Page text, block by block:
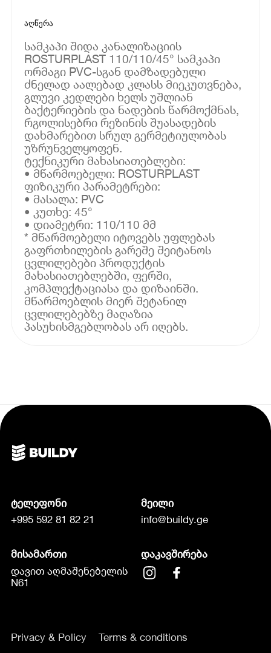
აღწერა
სამკაპი შიდა კანალიზაციის
ROSTURPLAST 110/110/45° სამკაპი
ორმაგი PVC-სგან დამზადებული
ძნელად აალებად კლასს მიეკუთვნება,
გლუვი კედლები ხელს უშლიან
ბაქტერიების და ნადების წარმოქმნას,
რგოლისებრი რეზინის შუასადების
დახმარებით სრულ გერმეტიულობას
უზრუნველყოფენ.
ტექნიკური მახასიათებლები:
• მწარმოებელი: ROSTURPLAST
ფიზიკური პარამეტრები:
• მასალა: PVC
• კუთხე: 45°
• დიამეტრი: 110/110 მმ
* მწარმოებელი იტოვებს უფლებას
გაფრთხილების გარეშე შეიტანოს
ცვლილებები პროდუქტის
მახასიათებლებში, ფერში,
კომპლექტაციასა და დიზაინში.
მწარმოებლის მიერ შეტანილ
ცვლილებებზე მაღაზია
პასუხისმგებლობას არ იღებს.
ტელეფონი
+995 592 81 82 21
მეილი
info@buildy.ge
მისამართი
დავით აღმაშენებელის
N61
დაკავშირება
Privacy & Policy Terms & conditions